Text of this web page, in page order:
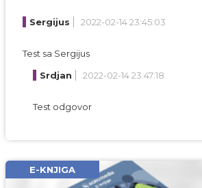
Komentar* obavezno
Sergijus 2022-02-14 23:45:03
Test sa Sergijus
Srdjan
2022-02-14 23:47:18
Test odgovor
E-KNJIGA